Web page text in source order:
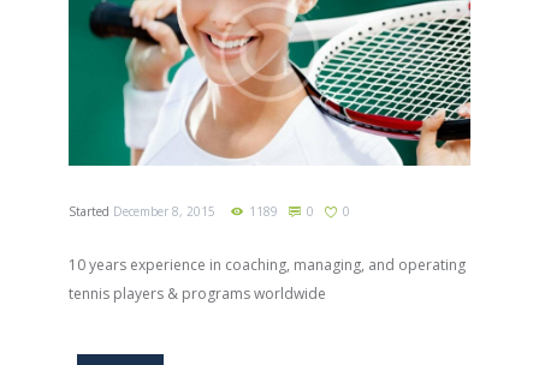
Started December 8, 2015 1189 0 0
10 years experience in coaching, managing, and operating
tennis players & programs worldwide